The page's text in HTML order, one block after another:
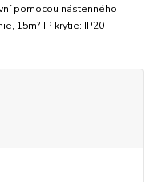
pomocou nástenného
15m² IP krytie: IP20